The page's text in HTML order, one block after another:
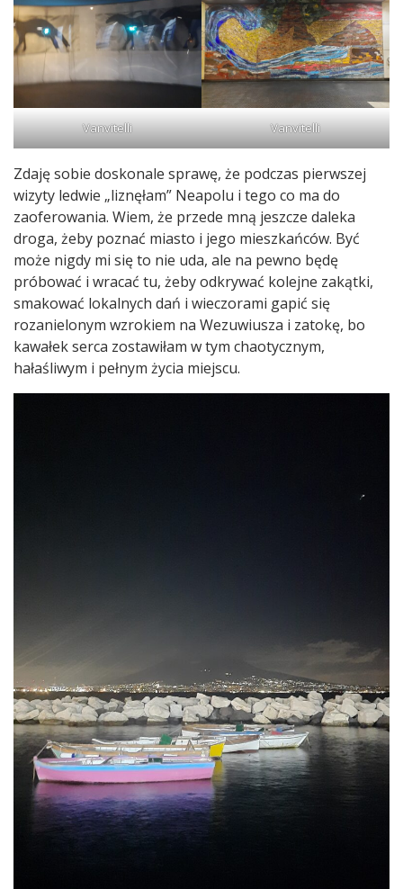
Vanvitelli Vanvitelli
Zdaję sobie doskonale sprawę, że podczas pierwszej
wizyty ledwie „liznęłam” Neapolu i tego co ma do
zaoferowania. Wiem, że przede mną jeszcze daleka
droga, żeby poznać miasto i jego mieszkańców. Być
może nigdy mi się to nie uda, ale na pewno będę
próbować i wracać tu, żeby odkrywać kolejne zakątki,
smakować lokalnych dań i wieczorami gapić się
rozanielonym wzrokiem na Wezuwiusza i zatokę, bo
kawałek serca zostawiłam w tym chaotycznym,
hałaśliwym i pełnym życia miejscu.